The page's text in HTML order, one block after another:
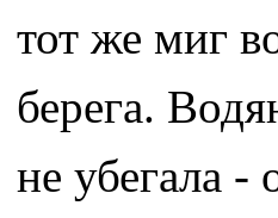
тот же миг
берега.
не убегала -